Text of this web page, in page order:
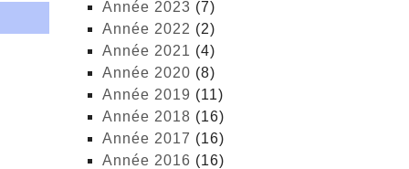
année 2023 (7)
année 2022 (2)
année 2021 (4)
année 2020 (8)
année 2019 (11)
année 2018 (16)
année 2017 (16)
année 2016 (16)